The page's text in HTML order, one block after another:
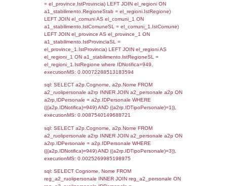
Debug
sql: SELECT COUNT(*) FROM `userlevels`
`userlevelid` = -2, executionMS:
sql: SELECT `userlevelid`, `userlevelname`
`userlevels`, executionMS:
sql: SELECT COUNT(*) FROM
WHERE `userlevelid` = -2, executionMS:
0.00020098686218262
sql: SELECT `tablename`, `userlevelid`,
`userlevelpermissions` WHERE `userlevelid`
executionMS: 0.00096893310546875